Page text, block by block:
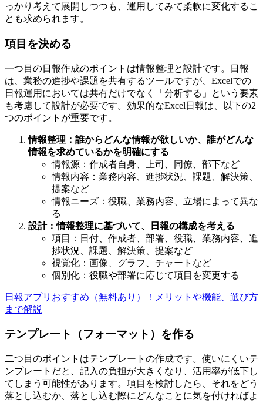
っかり考えて展開しつつも、運用してみて柔軟に変化するこ
とも求められます。
項目を決める
一つ目の日報作成のポイントは情報整理と設計です。日報
は、業務の進捗や課題を共有するツールですが、Excelでの
日報運用においては共有だけでなく「分析する」という要素
も考慮して設計が必要です。効果的なExcel日報は、以下の2
つのポイントが重要です。
情報整理：誰からどんな情報が欲しいか、誰がどんな
情報を求めているかを明確にする
情報源：作成者自身、上司、同僚、部下など
情報内容：業務内容、進捗状況、課題、解決策、
提案など
情報ニーズ：役職、業務内容、立場によって異な
る
設計：情報整理に基づいて、日報の構成を考える
項目：日付、作成者、部署、役職、業務内容、進
捗状況、課題、解決策、提案など
視覚化：画像、グラフ、チャートなど
個別化：役職や部署に応じて項目を変更する
日報アプリおすすめ（無料あり）！メリットや機能、選び方
まで解説
テンプレート（フォーマット）を作る
二つ目のポイントはテンプレートの作成です。使いにくいテ
ンプレートだと、記入の負担が大きくなり、活用率が低下し
てしまう可能性があります。項目を検討したら、それをどう
落とし込むか、落とし込む際にどんなことに気を付ければよ